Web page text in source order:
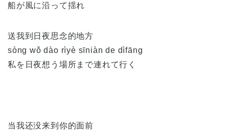
船が風に沿って揺れ
送我到日夜思念的地方
sòng wǒ dào rìyè sīniàn de dìfāng
私を日夜想う場所まで連れて行く
当我还没来到你的面前